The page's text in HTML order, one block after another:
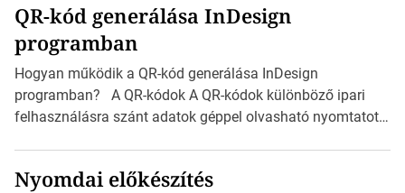
az A4-es papírlaphoz viszonyítva. Az amerikai és észak-
amerikai boríték méretére az ISO 216 nem vonatkozik.
Boríték méretének táblázata C0-tól C10-ig […]
QR-kód generálása InDesign
programban
Hogyan működik a QR-kód generálása InDesign
programban? A QR-kódok A QR-kódok különböző ipari
felhasználásra szánt adatok géppel olvasható nyomtatott
telepíthet egy QR-kód-leolvasó alkalmazást, ami leolvasni
Nyomdai előkészítés